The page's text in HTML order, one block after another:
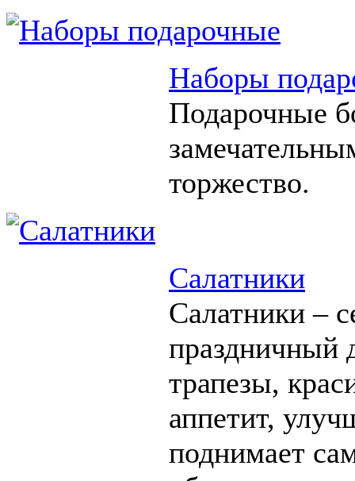
Наборы
Подарочные
торжество.
Салатники
Салатники –
праздничный
трапезы,
аппетит,
поднимает